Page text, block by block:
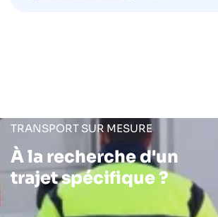
TRANSPORT SUR MESURE
À la recherche d'un
trajet spécifique ?